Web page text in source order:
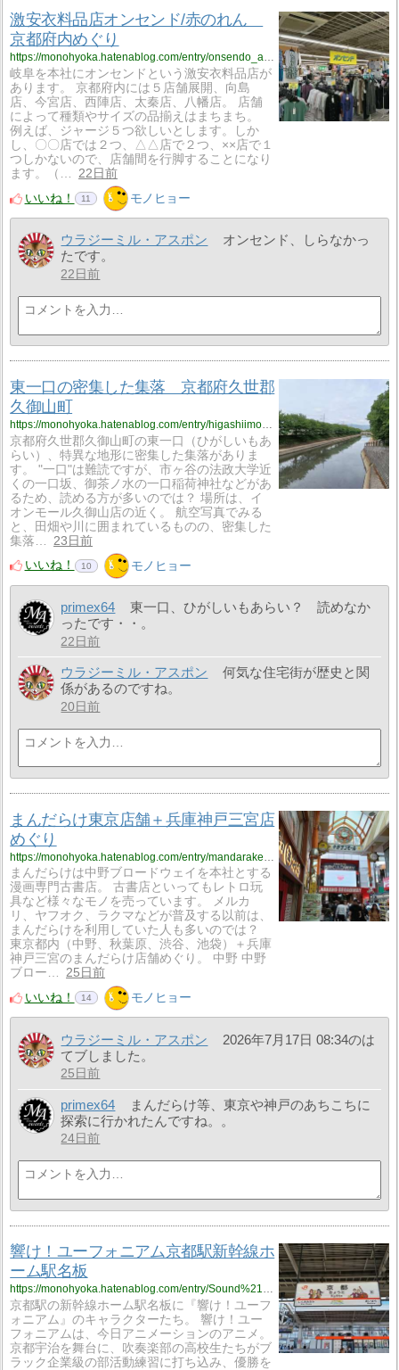
激安衣料品店オンセンド/赤のれん
京都府内めぐり
https://monohyoka.hatenablog.com/entry/onsendo_akanoren?utm_source=feed
岐阜を本社にオンセンドという激安衣料品店が
あります。 京都府内には５店舗展開、向島
店、今宮店、西陣店、太秦店、八幡店。 店舗
によって種類やサイズの品揃えはまちまち。
例えば、ジャージ５つ欲しいとします。しか
し、〇〇店では２つ、△△店で２つ、××店で１
つしかないので、店舗間を行脚することになり
ます。（…
22日前
いいね！
11 モノヒョー
ウラジーミル・アスポン
オンセンド、しらなかっ
たです。
22日前
東一口の密集した集落 京都府久世郡
久御山町
https://monohyoka.hatenablog.com/entry/higashiimoarai?utm_source=feed
京都府久世郡久御山町の東一口（ひがしいもあ
らい）、特異な地形に密集した集落がありま
す。 "一口"は難読ですが、市ヶ谷の法政大学近
くの一口坂、御茶ノ水の一口稲荷神社などがあ
るため、読める方が多いのでは？ 場所は、イ
オンモール久御山店の近く。 航空写真でみる
と、田畑や川に囲まれているものの、密集した
集落…
23日前
いいね！
10 モノヒョー
primex64
東一口、ひがしいもあらい？ 読めなか
ったです・・。
22日前
ウラジーミル・アスポン
何気な住宅街が歴史と関
係があるのですね。
20日前
まんだらけ東京店舗＋兵庫神戸三宮店
めぐり
https://monohyoka.hatenablog.com/entry/mandarake?utm_source=feed
まんだらけは中野ブロードウェイを本社とする
漫画専門古書店。 古書店といってもレトロ玩
具など様々なモノを売っています。 メルカ
リ、ヤフオク、ラクマなどが普及する以前は、
まんだらけを利用していた人も多いのでは？
東京都内（中野、秋葉原、渋谷、池袋）＋兵庫
神戸三宮のまんだらけ店舗めぐり。 中野 中野
ブロー…
25日前
いいね！
14 モノヒョー
ウラジーミル・アスポン
2026年7月17日 08:34のは
てブしました。
25日前
primex64
まんだらけ等、東京や神戸のあちこちに
探索に行かれたんですね。。
24日前
響け！ユーフォニアム京都駅新幹線ホ
ーム駅名板
https://monohyoka.hatenablog.com/entry/Sound%21_Euphonium?utm_source=feed
京都駅の新幹線ホーム駅名板に『響け！ユーフ
ォニアム』のキャラクターたち。 響け！ユー
フォニアムは、今日アニメーションのアニメ。
京都宇治を舞台に、吹奏楽部の高校生たちがブ
ラック企業級の部活動練習に打ち込み、優勝を